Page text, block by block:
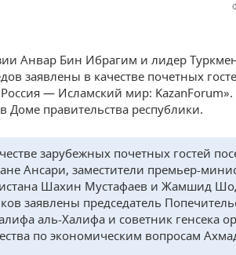
Анвар Бин Ибрагим и лидер
заявлены в качестве почетных
— Исламский мир:
правительства республики.
зарубежных почетных гостей
Ансари, заместители премьер-
Шахин Мустафаев и Жамшид
заявлены председатель
аль-Халифа и советник генсека
по экономическим вопросам